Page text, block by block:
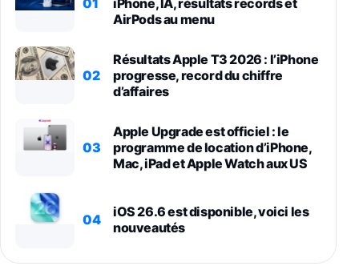
iPhone, IA, résultats records et
AirPods au menu
02
Résultats Apple T3 2026 : l’iPhone
progresse, record du chiffre
d’affaires
03
Apple Upgrade est officiel : le
programme de location d’iPhone,
Mac, iPad et Apple Watch aux US
04
iOS 26.6 est disponible, voici les
nouveautés